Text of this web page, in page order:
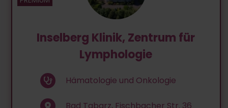
Inselberg Klinik, Zentrum für
Lymphologie
Hämatologie und Onkologie